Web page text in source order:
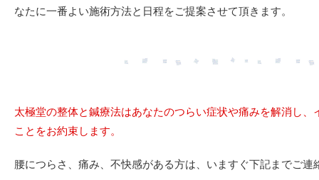
なたに一番よい施術方法と日程をご提案させて頂きます。
太極堂の整体と鍼療法はあなたのつらい症状や痛みを解消し
ことをお約束します。
腰につらさ、痛み、不快感がある方は、いますぐ下記までご連